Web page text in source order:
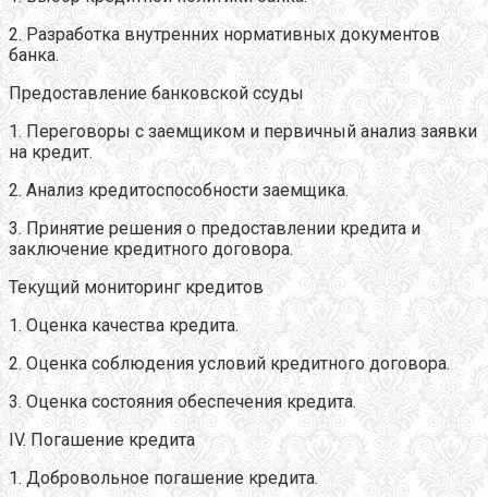
2. Разработка внутренних нормативных документов
банка.
Предоставление банковской ссуды
1. Переговоры с заемщиком и первичный анализ заявки
на кредит.
2. Анализ кредитоспособности заемщика.
3. Принятие решения о предоставлении кредита и
заключение кредитного договора.
Текущий мониторинг кредитов
1. Оценка качества кредита.
2. Оценка соблюдения условий кредитного договора.
3. Оценка состояния обеспечения кредита.
IV. Погашение кредита
1. Добровольное погашение кредита.